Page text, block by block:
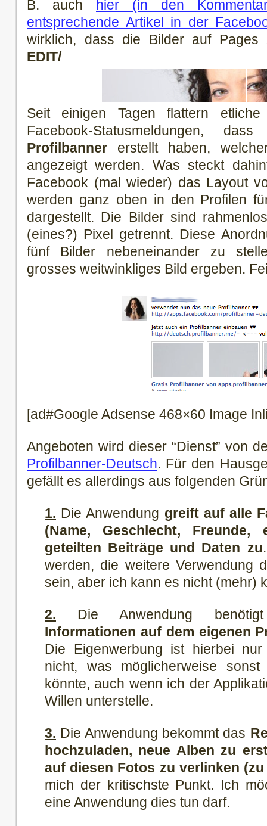
B. auch
hier (in den
entsprechende Artikel in der
wirklich, dass die Bilder auf Pages
EDIT/
Seit einigen Tagen flattern
Facebook-Statusmeldungen,
Profilbanner erstellt haben,
angezeigt werden. Was steckt
Facebook (mal wieder) das Layout
werden ganz oben in den Profilen
dargestellt. Die Bilder sind
(eines?) Pixel getrennt. Diese
fünf Bilder nebeneinander zu
grosses weitwinkliges Bild ergeben.
[ad#Google Adsense 468×60 Image
Angeboten wird dieser “Dienst” von
Profilbanner-Deutsch. Für den
gefällt es allerdings aus folgenden
1. Die Anwendung greift auf alle
(Name, Geschlecht,
geteilten Beiträge und Daten zu
werden, die weitere Verwendung
sein, aber ich kann es nicht (mehr)
2. Die Anwendung
Informationen auf dem eigenen
Die Eigenwerbung ist hierbei
nicht, was möglicherweise
könnte, auch wenn ich der
Willen unterstelle.
3. Die Anwendung bekommt das
hochzuladen, neue Alben zu
auf diesen Fotos zu verlinken
mich der kritischste Punkt. Ich
eine Anwendung dies tun darf.